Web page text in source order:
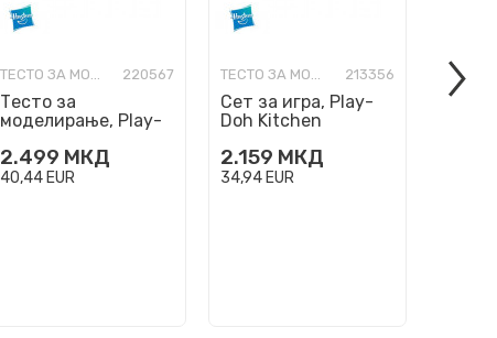
ТЕСТО ЗА МОДЕЛИРАЊЕ 220567
Тесто за
моделирање, Play-
2.499 МКД
40,44 EUR
ТЕСТО ЗА МОДЕЛИРАЊЕ 213356
Сет за игра, Play-
Doh Kitchen
Mixer Playset
2.159 МКД
34,94 EUR
Сет